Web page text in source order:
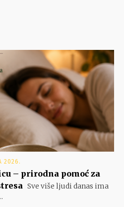
2026.
– prirodna pomoć za
Sve više ljudi danas ima